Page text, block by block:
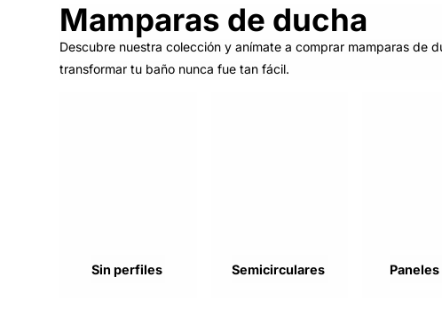
Mamparas de ducha
Descubre nuestra colección y anímate a comprar mamparas de
transformar tu baño nunca fue tan fácil.
Sin perfiles Semicirculares